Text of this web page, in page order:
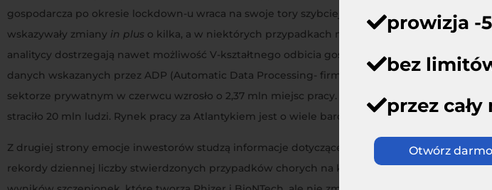
gospodarcza po okresie lockdown-u wraca na swoje tory szybciej, niż zakładał konsensus
wskazywały zmiany in plus o kilka, a w niektórych przypadkach nawet o więcej niż 10
analitycy dostrzegają nawet możliwość V-kształtnego odbicia gospodarczego. Wiele
danych wskazanych przez ADP (Automatic Data Processing- firma zajmująca się
sektorze prywatnym w czerwcu wzrosło o 2,37 mln miejsc pracy. Pamiętać należy, że wraz z
straciło 20 mln ludzi. Rynek pracy za Atlantykiem jest o wiele bardziej elastyczny niż w
Z drugiej strony emocje inwestorów studzą informacje dotyczące wzrostu zachorowań na
rekordy dziennej liczby stwierdzonych przypadków chorych na koronawirusa. Co prawda
prowizja -
bez
przez cały
Otwórz